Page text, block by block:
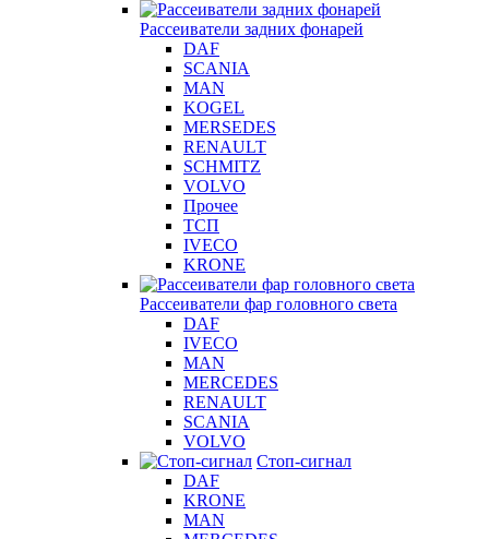
Рассеиватели задних фонарей
DAF
SCANIA
MAN
KOGEL
MERSEDES
RENAULT
SCHMITZ
VOLVO
Прочее
ТСП
IVECO
KRONE
Рассеиватели фар головного света
DAF
IVECO
MAN
MERCEDES
RENAULT
SCANIA
VOLVO
Стоп-сигнал
DAF
KRONE
MAN